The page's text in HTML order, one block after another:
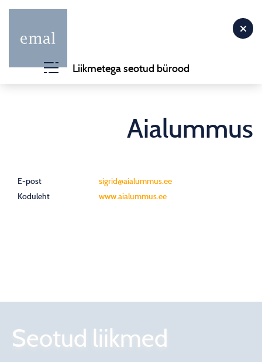
Liikmetega seotud bürood
Aialummus
E-post
sigrid@aialummus.ee
Koduleht
www.aialummus.ee
Seotud liikmed